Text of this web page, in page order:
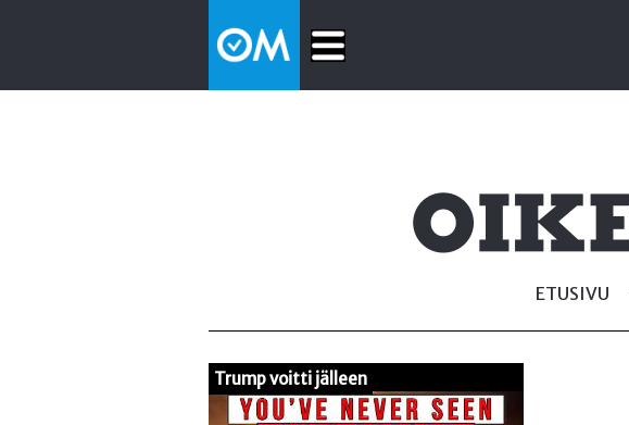
ETUSIVU
Trump voitti jälleen